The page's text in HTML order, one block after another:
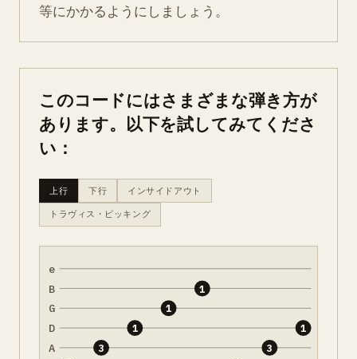
等にかかるようにしましょう。
このコードにはさまざまな弾き方が
あります。以下を試してみてくださ
い：
上行 下行 インサイドアウト
トラヴィス・ピッキング
e
B
G
D
A 3
1
1
1
3
1